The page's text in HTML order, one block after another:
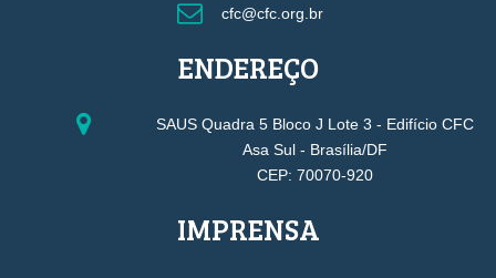
cfc@cfc.org.br
ENDEREÇO
SAUS Quadra 5 Bloco J Lote 3 - Edifício CFC
Asa Sul - Brasília/DF
CEP: 70070-920
IMPRENSA